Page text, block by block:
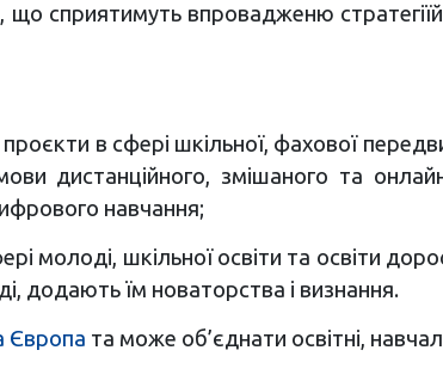
що сприятимуть впровадженю стратегіїй
в сфері шкільної, фахової
дистанційного, змішаного та
навчання;
молоді, шкільної освіти та освіти
додають їм новаторства і визнання.
Європа та може об’єднати освітні,